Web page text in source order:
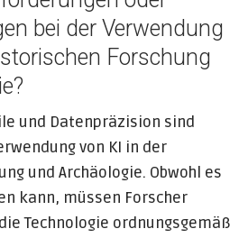
bei der Verwendung
Forschung
und Datenpräzision sind
von KI in der
und Archäologie. Obwohl es
kann, müssen Forscher
Technologie ordnungsgemäß